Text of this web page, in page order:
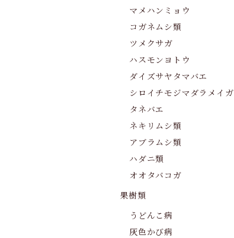
マメハンミョウ
コガネムシ類
ツメクサガ
ハスモンヨトウ
ダイズサヤタマバエ
シロイチモジマダラメイガ
タネバエ
ネキリムシ類
アブラムシ類
ハダニ類
オオタバコガ
果樹類
うどんこ病
灰色かび病